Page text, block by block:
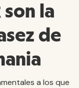
son la
de
a los que